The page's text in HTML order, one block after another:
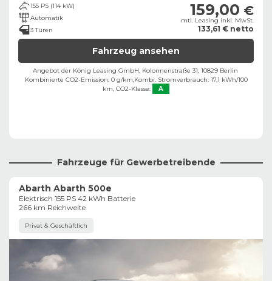
155 PS (114 kW)
Automatik
3 Türen
159,00 €
mtl. Leasing inkl. MwSt.
133,61 € netto
Fahrzeug ansehen
Angebot der König Leasing GmbH, Kolonnenstraße 31, 10829 Berlin ​
Kombinierte CO2-Emission: 0 g/km,Kombi. Stromverbrauch: 17,1 kWh/100
km, CO2-Klasse: A
Fahrzeuge für Gewerbetreibende
Abarth Abarth 500e
Elektrisch 155 PS 42 kWh Batterie
266 km Reichweite
Privat & Geschäftlich